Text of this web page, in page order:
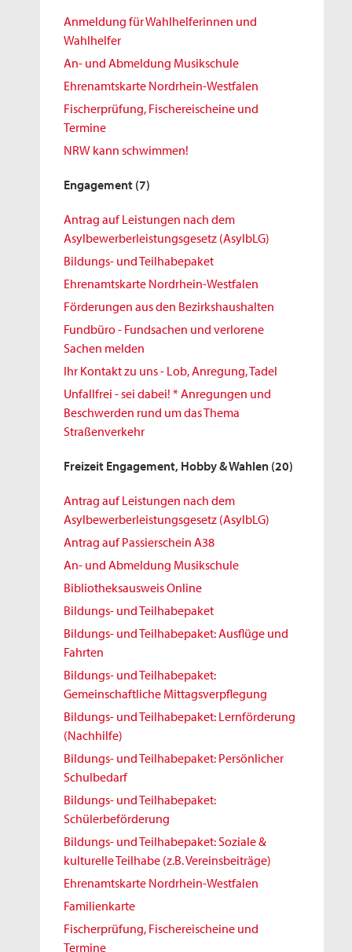
Anmeldung für Wahlhelferinnen und
Wahlhelfer
An- und Abmeldung Musikschule
Ehrenamtskarte Nordrhein-Westfalen
Fischerprüfung, Fischereischeine und
Termine
NRW kann schwimmen!
Engagement (7)
Antrag auf Leistungen nach dem
Asylbewerberleistungsgesetz (AsylbLG)
Bildungs- und Teilhabepaket
Ehrenamtskarte Nordrhein-Westfalen
Förderungen aus den Bezirkshaushalten
Fundbüro - Fundsachen und verlorene
Sachen melden
Ihr Kontakt zu uns - Lob, Anregung, Tadel
Unfallfrei - sei dabei! * Anregungen und
Beschwerden rund um das Thema
Straßenverkehr
Freizeit Engagement, Hobby & Wahlen (20)
Antrag auf Leistungen nach dem
Asylbewerberleistungsgesetz (AsylbLG)
Antrag auf Passierschein A38
An- und Abmeldung Musikschule
Bibliotheksausweis Online
Bildungs- und Teilhabepaket
Bildungs- und Teilhabepaket: Ausflüge und
Fahrten
Bildungs- und Teilhabepaket:
Gemeinschaftliche Mittagsverpflegung
Bildungs- und Teilhabepaket: Lernförderung
(Nachhilfe)
Bildungs- und Teilhabepaket: Persönlicher
Schulbedarf
Bildungs- und Teilhabepaket:
Schülerbeförderung
Bildungs- und Teilhabepaket: Soziale &
kulturelle Teilhabe (z.B. Vereinsbeiträge)
Ehrenamtskarte Nordrhein-Westfalen
Familienkarte
Fischerprüfung, Fischereischeine und
Termine